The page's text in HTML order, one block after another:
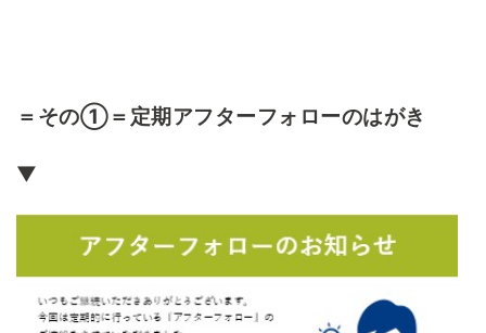
＝その①＝定期アフターフォローのはがき
▼